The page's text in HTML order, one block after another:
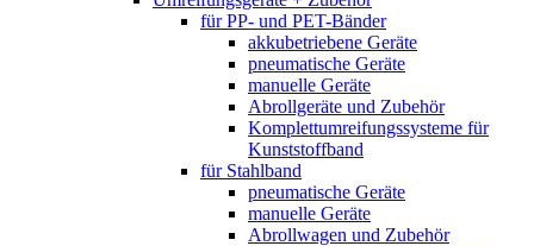
für PP- und PET-Bänder
akkubetriebene Geräte
pneumatische Geräte
manuelle Geräte
Abrollgeräte und Zubehör
Komplettumreifungssysteme für
Kunststoffband
für Stahlband
pneumatische Geräte
manuelle Geräte
Abrollwagen und Zubehör